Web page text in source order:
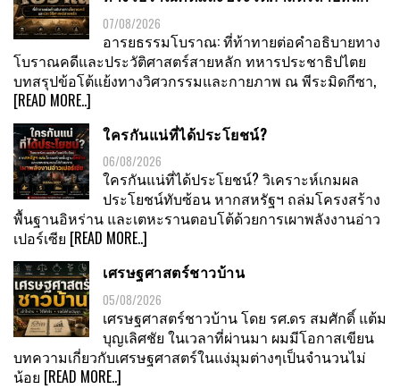
07/08/2026
อารยธรรมโบราณ: ที่ท้าทายต่อคำอธิบายทาง
โบราณคดีและประวัติศาสตร์สายหลัก ทหารประชาธิปไตย
บทสรุปข้อโต้แย้งทางวิศวกรรมและกายภาพ ณ พีระมิดกีซา,
[READ MORE..]
ใครกันแน่ที่ได้ประโยชน์?
06/08/2026
ใครกันแน่ที่ได้ประโยชน์? วิเคราะห์เกมผล
ประโยชน์ทับซ้อน หากสหรัฐฯ ถล่มโครงสร้าง
พื้นฐานอิหร่าน และเตหะรานตอบโต้ด้วยการเผาพลังงานอ่าว
เปอร์เซีย [READ MORE..]
เศรษฐศาสตร์ชาวบ้าน
05/08/2026
เศรษฐศาสตร์ชาวบ้าน โดย รศ.ดร สมศักดิ์ แต้ม
บุญเลิศชัย ในเวลาที่ผ่านมา ผมมีโอกาสเขียน
บทความเกี่ยวกับเศรษฐศาสตร์ในแง่มุมต่างๆเป็นจำนวนไม่
น้อย [READ MORE..]